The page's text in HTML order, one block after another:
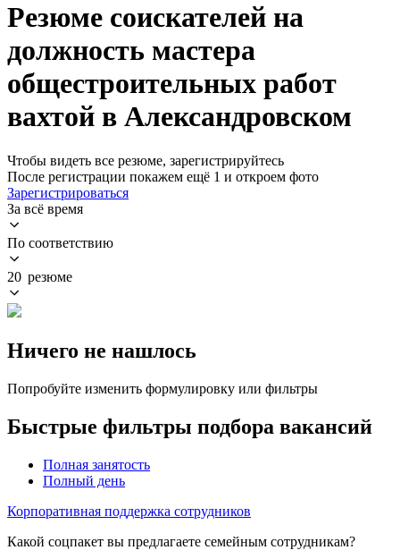
Резюме соискателей на
должность мастера
общестроительных работ
вахтой в Александровском
Чтобы видеть все резюме, зарегистрируйтесь
После регистрации покажем ещё 1 и откроем фото
Зарегистрироваться
За всё время
По соответствию
20 резюме
Ничего не нашлось
Попробуйте изменить формулировку или фильтры
Быстрые фильтры подбора вакансий
Полная занятость
Полный день
Корпоративная поддержка сотрудников
Какой соцпакет вы предлагаете семейным сотрудникам?